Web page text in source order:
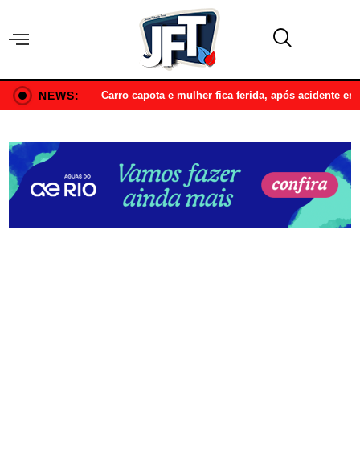
NEWS: Carro capota e mulher fica ferida, após acidente